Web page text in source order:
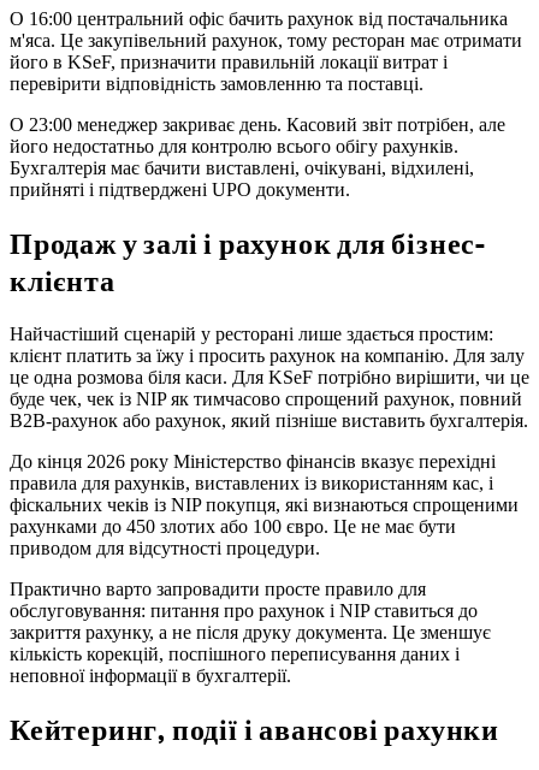
О 16:00 центральний офіс бачить рахунок від постачальника
м'яса. Це закупівельний рахунок, тому ресторан має отримати
його в KSeF, призначити правильній локації витрат і
перевірити відповідність замовленню та поставці.
О 23:00 менеджер закриває день. Касовий звіт потрібен, але
його недостатньо для контролю всього обігу рахунків.
Бухгалтерія має бачити виставлені, очікувані, відхилені,
прийняті і підтверджені UPO документи.
Продаж у залі і рахунок для бізнес-
клієнта
Найчастіший сценарій у ресторані лише здається простим:
клієнт платить за їжу і просить рахунок на компанію. Для залу
це одна розмова біля каси. Для KSeF потрібно вирішити, чи це
буде чек, чек із NIP як тимчасово спрощений рахунок, повний
B2B-рахунок або рахунок, який пізніше виставить бухгалтерія.
До кінця 2026 року Міністерство фінансів вказує перехідні
правила для рахунків, виставлених із використанням кас, і
фіскальних чеків із NIP покупця, які визнаються спрощеними
рахунками до 450 злотих або 100 євро. Це не має бути
приводом для відсутності процедури.
Практично варто запровадити просте правило для
обслуговування: питання про рахунок і NIP ставиться до
закриття рахунку, а не після друку документа. Це зменшує
кількість корекцій, поспішного переписування даних і
неповної інформації в бухгалтерії.
Кейтеринг, події і авансові рахунки